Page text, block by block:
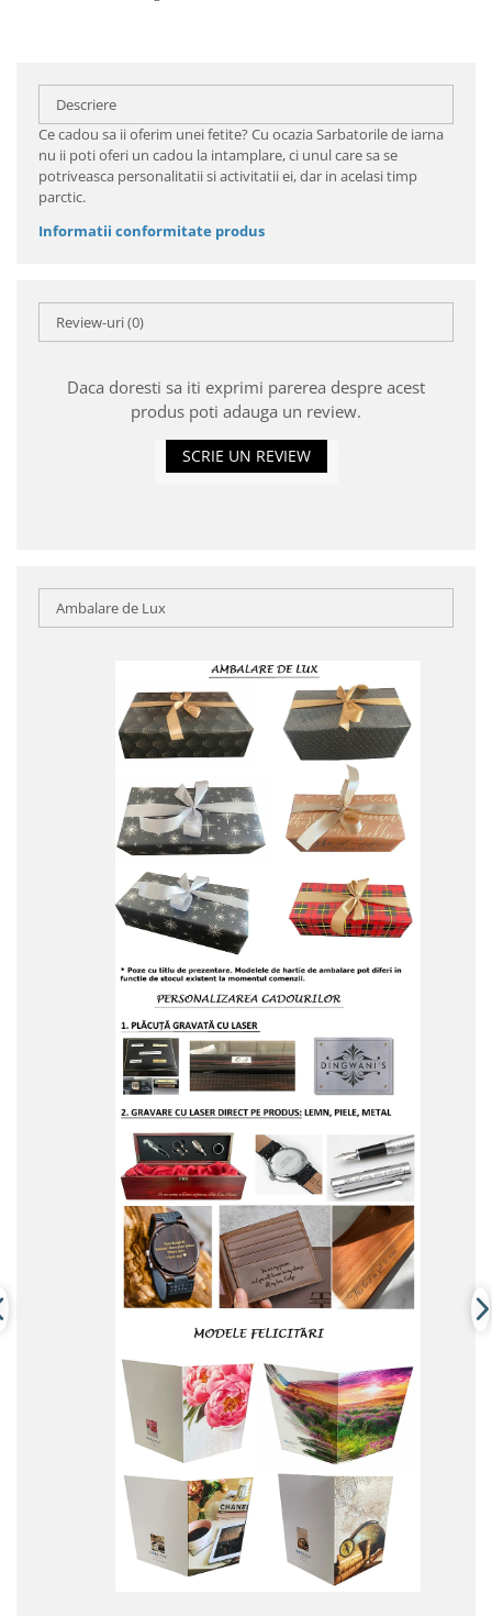
Descriere
Ce cadou sa ii oferim unei fetite? Cu ocazia Sarbatorile de iarna
nu ii poti oferi un cadou la intamplare, ci unul care sa se
potriveasca personalitatii si activitatii ei, dar in acelasi timp
parctic.
Informatii conformitate produs
Review-uri(0)
Daca doresti sa iti exprimi parerea despre acest
produs poti adauga un review.
SCRIE UN REVIEW
Ambalare de Lux